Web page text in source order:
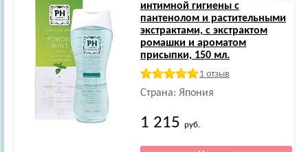
интимной гигиены с
пантенолом и растительными
экстрактами, с экстрактом
ромашки и ароматом
присыпки, 150 мл.
1 отзыв
Страна: Япония
1 215 руб.